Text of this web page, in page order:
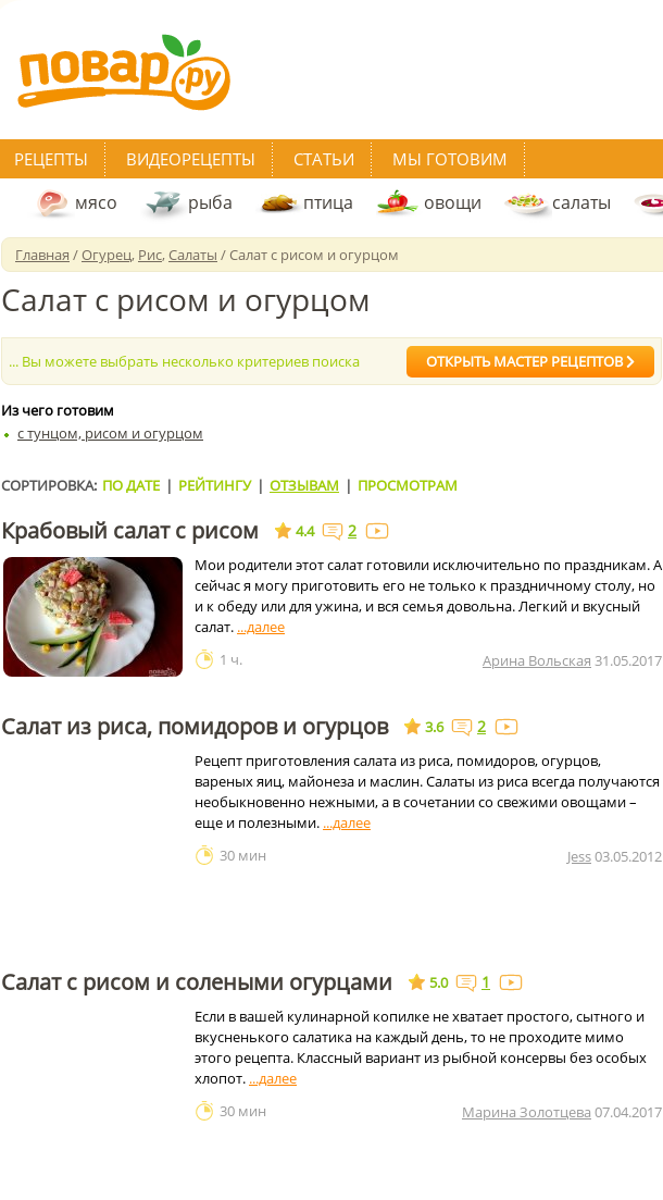
РЕЦЕПТЫ ВИДЕОРЕЦЕПТЫ СТАТЬИ МЫ ГОТОВИМ
мясо рыба птица овощи салаты
Главная /Огурец, Рис,Салаты / Салат с рисом и огурцом
Салат с рисом и огурцом
... Вы можете выбрать несколько критериев поиска ОТКРЫТЬ МАСТЕР РЕЦЕПТОВ
Из чего готовим
с тунцом, рисом и огурцом
СОРТИРОВКА: ПО ДАТЕ | РЕЙТИНГУ | ОТЗЫВАМ | ПРОСМОТРАМ
Крабовый салат с рисом 4.4 2
Мои родители этот салат готовили исключительно по праздникам. А
сейчас я могу приготовить его не только к праздничному столу, но
и к обеду или для ужина, и вся семья довольна. Легкий и вкусный
салат.
1 ч.
Арина Вольская 31.05.2017
Салат из риса, помидоров и огурцов 3.6 2
Рецепт приготовления салата из риса, помидоров, огурцов,
вареных яиц, майонеза и маслин. Салаты из риса всегда получаются
необыкновенно нежными, а в сочетании со свежими овощами –
еще и полезными.
30 мин
Jess03.05.2012
Салат с рисом и солеными огурцами 5.0 1
Если в вашей кулинарной копилке не хватает простого, сытного и
вкусненького салатика на каждый день, то не проходите мимо
этого рецепта. Классный вариант из рыбной консервы без особых
хлопот.
30 мин
Марина Золотцева 07.04.2017